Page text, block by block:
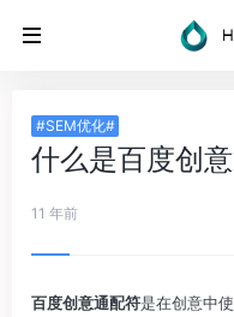
#SEM优化#
什么是百度创
11 年前
百度创意通配符是在创意中